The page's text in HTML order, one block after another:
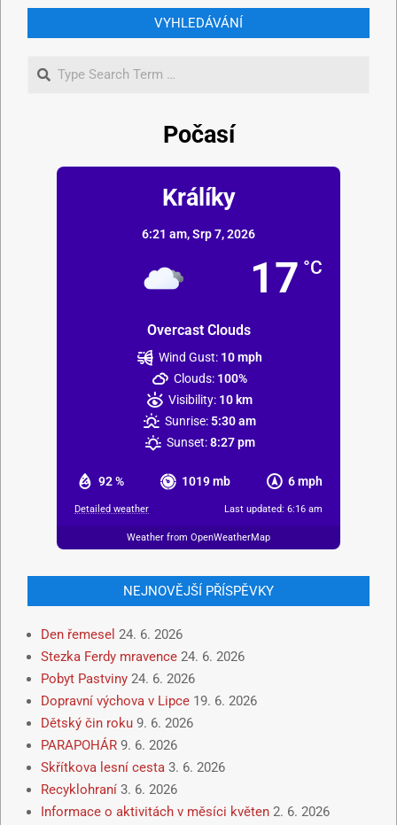
VYHLEDÁVÁNÍ
Počasí
Králíky
6:21 am,Srp 7, 2026
17 °C
Overcast Clouds
92 % 1019 mb 6 mph
Wind Gust: 10 mph
Clouds: 100%
Visibility: 10 km
Sunrise: 5:30 am
Sunset: 8:27 pm
Detailed weather Last updated: 6:16 am
Weather from OpenWeatherMap
NEJNOVĚJŠÍ PŘÍSPĚVKY
Den řemesel 24. 6. 2026
Stezka Ferdy mravence 24. 6. 2026
Pobyt Pastviny 24. 6. 2026
Dopravní výchova v Lipce 19. 6. 2026
Dětský čin roku 9. 6. 2026
PARAPOHÁR 9. 6. 2026
Skřítkova lesní cesta 3. 6. 2026
Recyklohraní 3. 6. 2026
Informace o aktivitách v měsíci květen 2. 6. 2026